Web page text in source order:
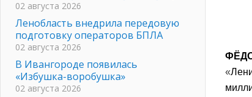
«
02 августа 2026
Ленобласть внедрила передовую
подготовку операторов БПЛА
02 августа 2026
В Ивангороде появилась
«Избушка-воробушка»
02 августа 2026